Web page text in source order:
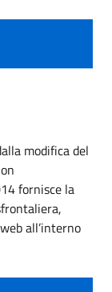
modifica del
fornisce la
all’interno